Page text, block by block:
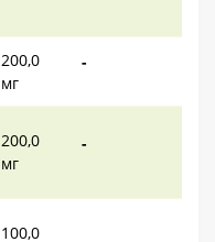
200,0
мг
-
200,0
мг
-
100,0